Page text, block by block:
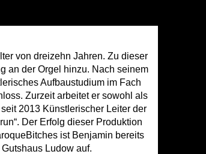
von dreizehn Jahren. Zu dieser
an der Orgel hinzu. Nach seinem
Aufbaustudium im Fach
Zurzeit arbeitet er sowohl als
2013 Künstlerischer Leiter der
Der Erfolg dieser Produktion
ist Benjamin bereits
Ludow auf.